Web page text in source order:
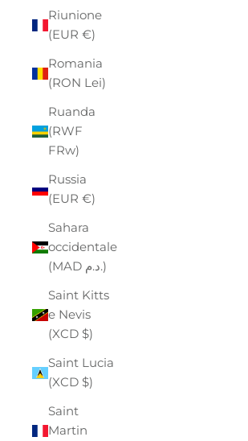
Riunione
(EUR €)
Romania
(RON Lei)
Ruanda
(RWF
FRw)
Russia
(EUR €)
Sahara
occidentale
(MAD د.م.)
Saint Kitts
e Nevis
(XCD $)
Saint Lucia
(XCD $)
Saint
Martin